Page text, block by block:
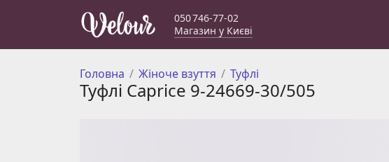
050 746-77-02
Магазин у Києві
Головна Жіноче взуття Туфлі
Туфлі Caprice 9-24669-30/505